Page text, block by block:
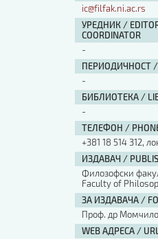
ic@filfak.ni.ac.rs
УРЕДНИК /
COORDINATOR
-
ПЕРИОДИЧНОСТ /
-
БИБЛИОТЕКА /
-
ТЕЛЕФОН /
+381 18 514 312,
ИЗДАВАЧ /
Филозофски
Faculty of
ЗА ИЗДАВАЧА /
Проф. др Момчило
WEB АДРЕСА /